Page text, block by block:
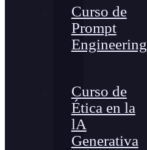
Curso de
Prompt
Engineering
Curso de
Ética en la
lA
Generativa